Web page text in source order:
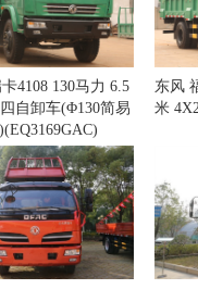
4108 130马力 6.5
自卸车(Φ130简易
东风
米